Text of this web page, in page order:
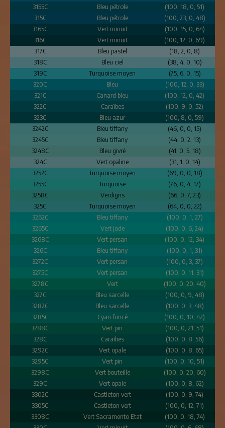
3155C
Bleu pétrole
(100, 18, 0, 51)
315C
Bleu pétrole
(100, 23, 0, 48)
3165C
Vert minuit
(100, 15, 0, 64)
316C
Vert minuit
(100, 12, 0, 69)
317C
Bleu pastel
(18, 2, 0, 8)
318C
Bleu ciel
(38, 4, 0, 10)
319C
Turquoise moyen
(75, 6, 0, 15)
320C
Bleu
(100, 12, 0, 33)
321C
Canard bleu
(100, 12, 0, 42)
322C
Caraïbes
(100, 9, 0, 52)
323C
Bleu azur
(100, 8, 0, 59)
3242C
Bleu tiffany
(46, 0, 0, 15)
3245C
Bleu tiffany
(44, 0, 2, 13)
3248C
Bleu givré
(41, 0, 5, 18)
324C
Vert opaline
(31, 1, 0, 14)
3252C
Turquoise moyen
(69, 0, 0, 18)
3255C
Turquoise
(76, 0, 4, 17)
3258C
Verdigris
(66, 0, 7, 23)
325C
Turquoise moyen
(64, 0, 0, 22)
3262C
Bleu tiffany
(100, 0, 1, 27)
3265C
Vert jade
(100, 0, 6, 24)
3268C
Vert persan
(100, 0, 12, 34)
326C
Bleu tiffany
(100, 0, 1, 31)
3272C
Vert persan
(100, 0, 3, 37)
3275C
Vert persan
(100, 0, 11, 31)
3278C
Vert
(100, 0, 20, 40)
327C
Bleu sarcelle
(100, 0, 9, 48)
3282C
Bleu sarcelle
(100, 0, 3, 48)
3285C
Cyan foncé
(100, 0, 10, 42)
3288C
Vert pin
(100, 0, 21, 51)
328C
Caraïbes
(100, 0, 8, 56)
3292C
Vert opale
(100, 0, 8, 65)
3295C
Vert pin
(100, 0, 10, 51)
3298C
Vert bouteille
(100, 0, 20, 60)
329C
Vert opale
(100, 0, 8, 62)
3302C
Castleton vert
(100, 0, 9, 74)
3305C
Castleton vert
(100, 0, 12, 71)
3308C
Vert Sacramento Etat
(100, 0, 18, 74)